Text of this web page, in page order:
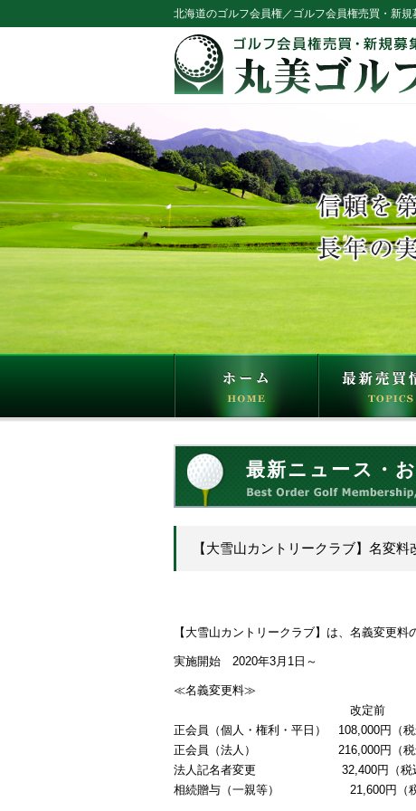
北海道のゴルフ会員権／ゴルフ会員権売買・新
最新ニュース・
【大雪山カントリークラブ】名変料
【大雪山カントリークラブ】は、名義変更料
実施開始 2020年3月1日～
≪名義変更料≫
改定前 改
正会員（個人・権利・平日） 108,000円（
正会員（法人） 216,000円（税込）
法人記名者変更 32,400円（税込）
相続贈与（一親等） 21,600円（税込